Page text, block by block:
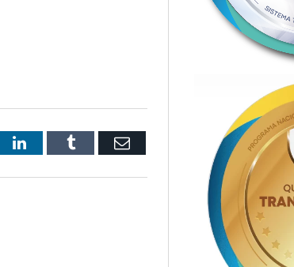
LinkedInTumblr Email